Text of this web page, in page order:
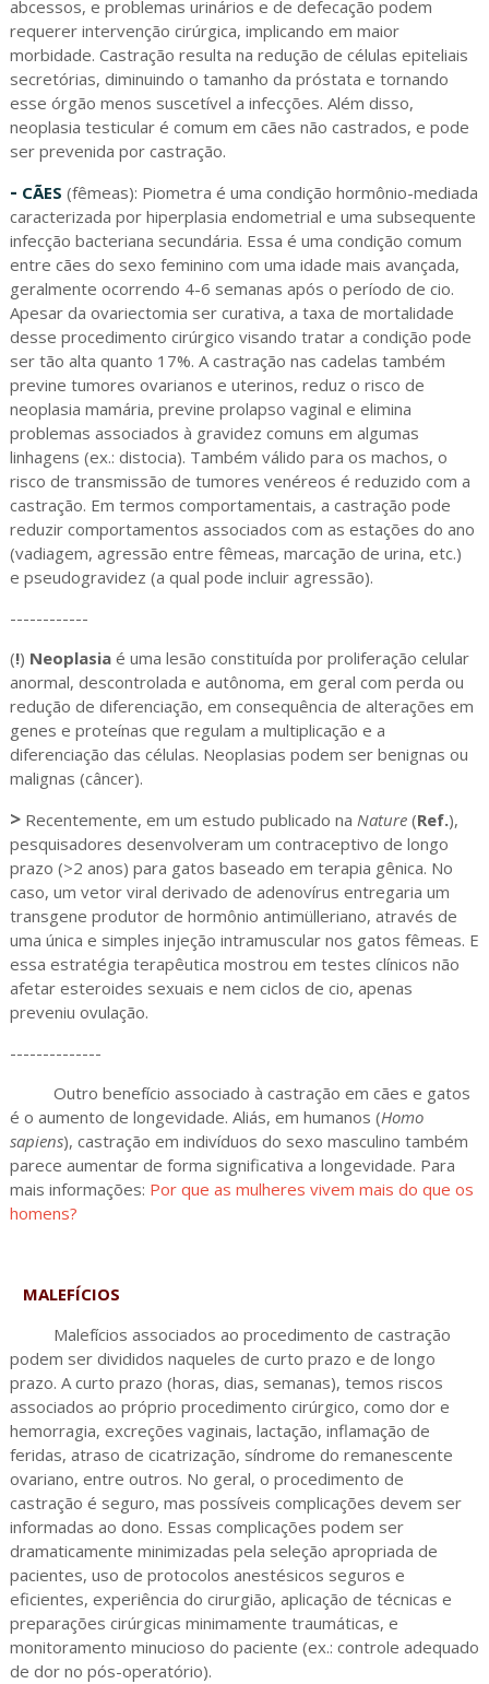
abcessos, e problemas urinários e de defecação podem
requerer intervenção cirúrgica, implicando em maior
morbidade. Castração resulta na redução de células epiteliais
secretórias, diminuindo o tamanho da próstata e tornando
esse órgão menos suscetível a infecções. Além disso,
neoplasia testicular é comum em cães não castrados, e pode
ser prevenida por castração.
- CÃES (fêmeas): Piometra é uma condição hormônio-mediada
caracterizada por hiperplasia endometrial e uma subsequente
infecção bacteriana secundária. Essa é uma condição comum
entre cães do sexo feminino com uma idade mais avançada,
geralmente ocorrendo 4-6 semanas após o período de cio.
Apesar da ovariectomia ser curativa, a taxa de mortalidade
desse procedimento cirúrgico visando tratar a condição pode
ser tão alta quanto 17%. A castração nas cadelas também
previne tumores ovarianos e uterinos, reduz o risco de
neoplasia mamária, previne prolapso vaginal e elimina
problemas associados à gravidez comuns em algumas
linhagens (ex.: distocia). Também válido para os machos, o
risco de transmissão de tumores venéreos é reduzido com a
castração. Em termos comportamentais, a castração pode
reduzir comportamentos associados com as estações do ano
(vadiagem, agressão entre fêmeas, marcação de urina, etc.)
e pseudogravidez (a qual pode incluir agressão).
------------
(!) Neoplasiaé uma lesão constituída por proliferação celular
anormal, descontrolada e autônoma, em geral com perda ou
redução de diferenciação, em consequência de alterações em
genes e proteínas que regulam a multiplicação e a
diferenciação das células. Neoplasias podem ser benignas ou
malignas (câncer).
>Recentemente, em um estudo publicado na Nature(Ref.),
pesquisadores desenvolveram um contraceptivo de longo
prazo (>2 anos) para gatos baseado em terapia gênica. No
caso, um vetor viral derivado de adenovírus entregaria um
transgene produtor de hormônio antimülleriano, através de
uma única e simples injeção intramuscular nos gatos fêmeas. E
essa estratégia terapêutica mostrou em testes clínicos não
afetar esteroides sexuais e nem ciclos de cio, apenas
preveniu ovulação.
--------------
Outro benefício associado à castração em cães e gatos
é o aumento de longevidade. Aliás, em humanos (Homo
sapiens), castração em indivíduos do sexo masculino também
parece aumentar de forma significativa a longevidade. Para
mais informações: Por que as mulheres vivem mais do que os
homens?
MALEFÍCIOS
Malefícios associados ao procedimento de castração
podem ser divididos naqueles de curto prazo e de longo
prazo. A curto prazo (horas, dias, semanas), temos riscos
associados ao próprio procedimento cirúrgico, como dor e
hemorragia, excreções vaginais, lactação, inflamação de
feridas, atraso de cicatrização, síndrome do remanescente
ovariano, entre outros. No geral, o procedimento de
castração é seguro, mas possíveis complicações devem ser
informadas ao dono. Essas complicações podem ser
dramaticamente minimizadas pela seleção apropriada de
pacientes, uso de protocolos anestésicos seguros e
eficientes, experiência do cirurgião, aplicação de técnicas e
preparações cirúrgicas minimamente traumáticas, e
monitoramento minucioso do paciente (ex.: controle adequado
de dor no pós-operatório).